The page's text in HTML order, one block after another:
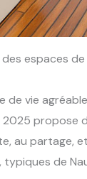
espaces de
de vie
propose
au partage, et
de